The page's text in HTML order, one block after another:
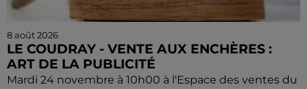
8 août 2026
LE COUDRAY - VENTE AUX ENCHÈRES :
ART DE LA PUBLICITÉ
Mardi 24 novembre à 10h00 à l'Espace des ventes du